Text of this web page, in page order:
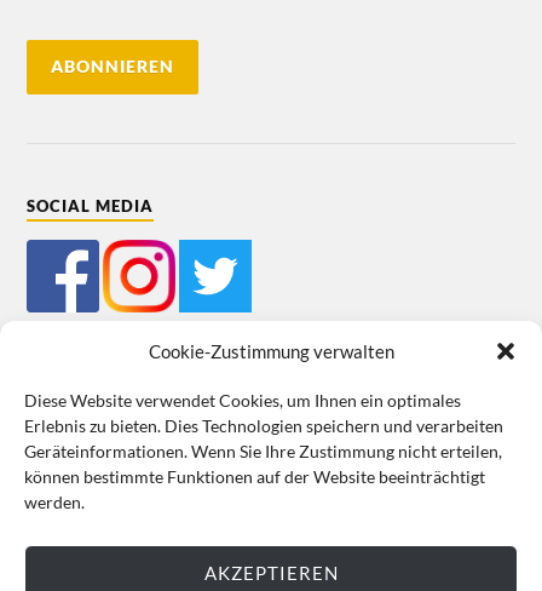
Cookie-Zustimmung verwalten
Diese Website verwendet Cookies, um Ihnen ein optimales
Erlebnis zu bieten. Dies Technologien speichern und verarbeiten
Geräteinformationen. Wenn Sie Ihre Zustimmung nicht erteilen,
können bestimmte Funktionen auf der Website beeinträchtigt
werden.
AKZEPTIEREN
SOCIAL MEDIA
Mein Bestellkonto Kundeninformationen Datenschutz
Cookie-Richtlinie (EU) Impressum
VERTRAG WIDERRUFEN